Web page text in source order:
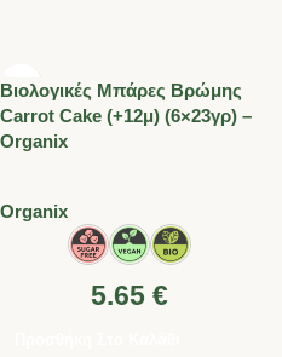
Βιολογικές Μπάρες Βρώμης
Carrot Cake (+12μ) (6×23γρ) –
Organix
Organix
5.65 €